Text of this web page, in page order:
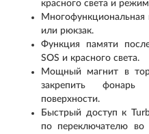
красного света и
Многофункциональная
или рюкзак.
Функция памяти
SOS и красного света.
Мощный магнит в
закрепить
поверхности.
Быстрый доступ к
по переключателю во